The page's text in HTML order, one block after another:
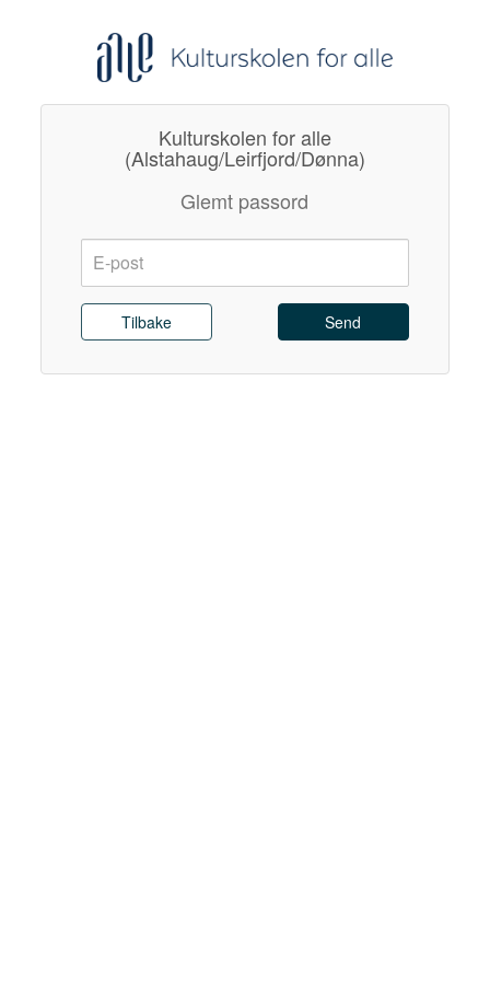
Kulturskolen for alle
(Alstahaug/Leirfjord/Dønna)
Glemt passord
E-
post:
Send